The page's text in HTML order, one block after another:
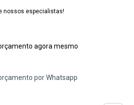
nossos especialistas!
agora mesmo
por Whatsapp